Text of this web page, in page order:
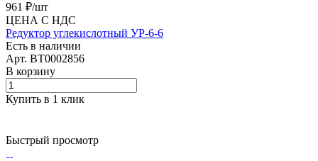
961 ₽/шт
ЦЕНА С НДС
Редуктор углекислотный УР-6-6
Есть в наличии
Арт. BT0002856
В корзину
Купить в 1 клик
Быстрый просмотр